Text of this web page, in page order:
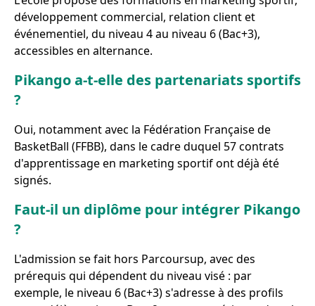
développement commercial, relation client et
événementiel, du niveau 4 au niveau 6 (Bac+3),
accessibles en alternance.
Pikango a-t-elle des partenariats sportifs
?
Oui, notamment avec la Fédération Française de
BasketBall (FFBB), dans le cadre duquel 57 contrats
d'apprentissage en marketing sportif ont déjà été
signés.
Faut-il un diplôme pour intégrer Pikango
?
L'admission se fait hors Parcoursup, avec des
prérequis qui dépendent du niveau visé : par
exemple, le niveau 6 (Bac+3) s'adresse à des profils